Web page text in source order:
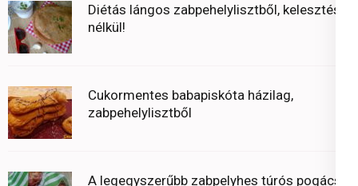
Diétás lángos zabpehelylisztből, kelesztés
nélkül!
Cukormentes babapiskóta házilag,
zabpehelylisztből
A legegyszerűbb zabpelyhes túrós pogácsa